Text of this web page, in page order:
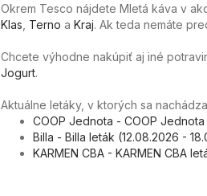
Okrem Tesco nájdete Mletá káva v
Klas Terno a Kraj. Ak teda nemáte
Chcete výhodne nakúpiť aj iné
Jogurt.
Aktuálne letáky, v ktorých sa
COOP Jednota - COOP
Billa - Billa leták (12.08.2026 -
KARMEN CBA - KARMEN CBA